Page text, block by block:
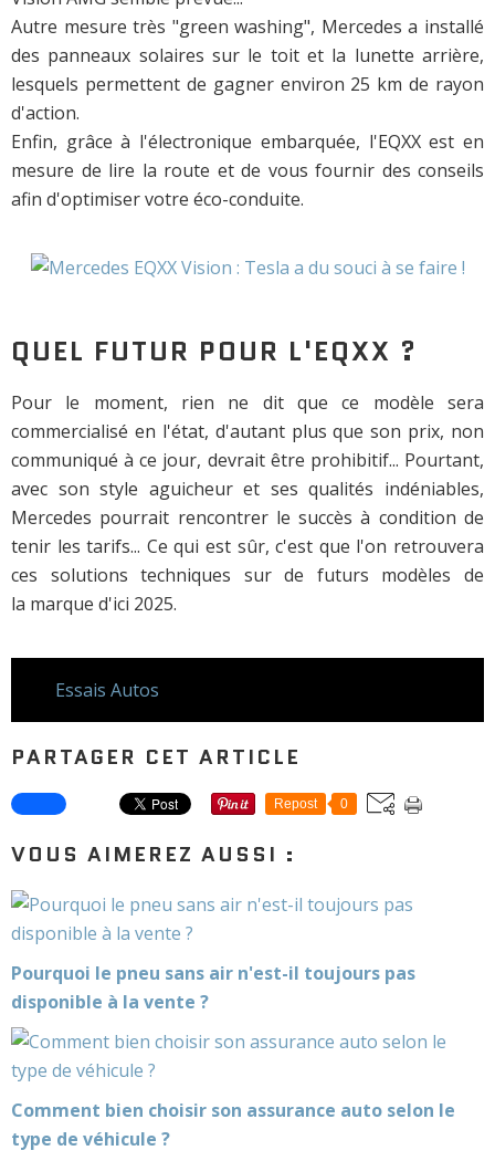
Autre mesure très "green washing", Mercedes a installé
des panneaux solaires sur le toit et la lunette arrière,
lesquels permettent de gagner environ 25 km de rayon
d'action.
Enfin, grâce à l'électronique embarquée, l'EQXX est en
mesure de lire la route et de vous fournir des conseils
afin d'optimiser votre éco-conduite.
QUEL FUTUR POUR L'EQXX ?
Pour le moment, rien ne dit que ce modèle sera
commercialisé en l'état, d'autant plus que son prix, non
communiqué à ce jour, devrait être prohibitif... Pourtant,
avec son style aguicheur et ses qualités indéniables,
Mercedes pourrait rencontrer le succès à condition de
tenir les tarifs... Ce qui est sûr, c'est que l'on retrouvera
ces solutions techniques sur de futurs modèles de
la marque d'ici 2025.
Essais Autos
PARTAGER CET ARTICLE
Repost 0
VOUS AIMEREZ AUSSI :
Pourquoi le pneu sans air n'est-il toujours pas
disponible à la vente ?
Comment bien choisir son assurance auto selon le
type de véhicule ?